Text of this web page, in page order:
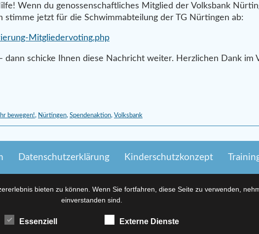
Wenn du genossenschaftliches Mitglied der Volksbank
jetzt für die Schwimmabteilung der TG Nürtingen ab:
Mitgliedervoting.php
schicke Ihnen diese Nachricht weiter. Herzlichen Dank im
bewegen!, Nürtingen, Spendenaktion, Volksbank
Datenschutzerklärung Kinderschutzkonzept
bieten zu können. Wenn Sie fortfahren, diese Seite zu verwenden,
einverstanden sind.
Essenziell Externe Dienste